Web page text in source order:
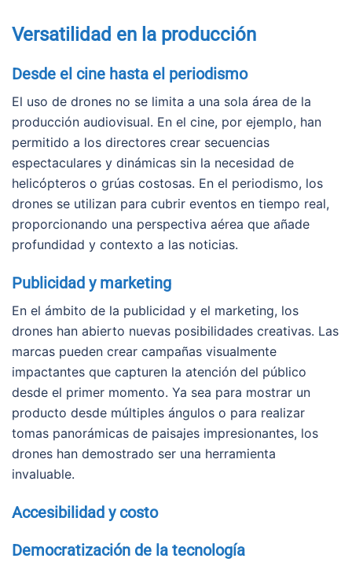
Versatilidad en la producción
Desde el cine hasta el periodismo
El uso de drones no se limita a una sola área de la
producción audiovisual. En el cine, por ejemplo, han
permitido a los directores crear secuencias
espectaculares y dinámicas sin la necesidad de
helicópteros o grúas costosas. En el periodismo, los
drones se utilizan para cubrir eventos en tiempo real,
proporcionando una perspectiva aérea que añade
profundidad y contexto a las noticias.
Publicidad y marketing
En el ámbito de la publicidad y el marketing, los
drones han abierto nuevas posibilidades creativas. Las
marcas pueden crear campañas visualmente
impactantes que capturen la atención del público
desde el primer momento. Ya sea para mostrar un
producto desde múltiples ángulos o para realizar
tomas panorámicas de paisajes impresionantes, los
drones han demostrado ser una herramienta
invaluable.
Accesibilidad y costo
Democratización de la tecnología